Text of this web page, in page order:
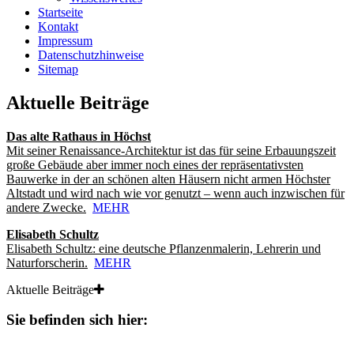
Startseite
Kontakt
Impressum
Datenschutzhinweise
Sitemap
Aktuelle Beiträge
Das alte Rathaus in Höchst
Mit seiner Renaissance-Architektur ist das für seine Erbauungszeit
große Gebäude aber immer noch eines der repräsentativsten
Bauwerke in der an schönen alten Häusern nicht armen Höchster
Altstadt und wird nach wie vor genutzt – wenn auch inzwischen für
andere Zwecke. MEHR
Elisabeth Schultz
Elisabeth Schultz: eine deutsche Pflanzenmalerin, Lehrerin und
Naturforscherin. MEHR
Aktuelle Beiträge
Sie befinden sich hier: